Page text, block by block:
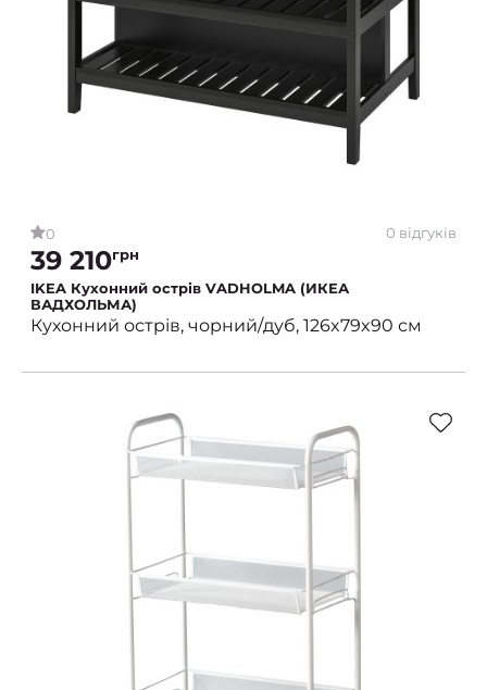
0 0 відгуків
39 210грн
IKEA Кухонний острів VADHOLMA (ИКЕА
ВАДХОЛЬМА)
Кухонний острів, чорний/дуб, 126x79x90 см